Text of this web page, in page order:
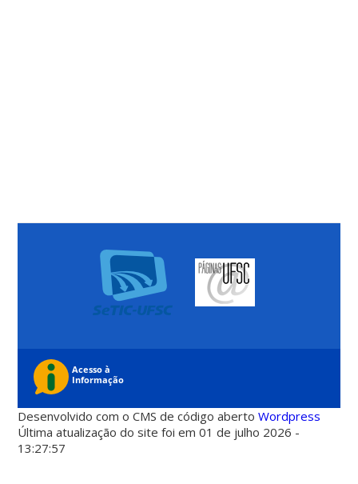
Desenvolvido com o CMS de código abertoWordpress
Última atualização do site foi em 01 de julho 2026 -
13:27:57